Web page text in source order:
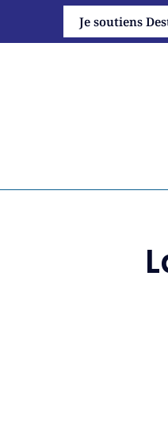
Je soutiens